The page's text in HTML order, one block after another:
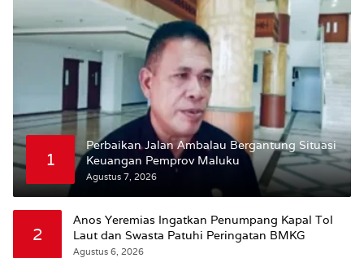
1
Perbaikan Jalan Ambalau Bergantung Situasi
Keuangan Pemprov Maluku
Agustus 7, 2026
2
Anos Yeremias Ingatkan Penumpang Kapal Tol
Laut dan Swasta Patuhi Peringatan BMKG
Agustus 6, 2026